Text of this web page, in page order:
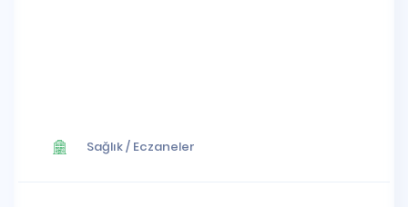
Sağlık/ Eczaneler